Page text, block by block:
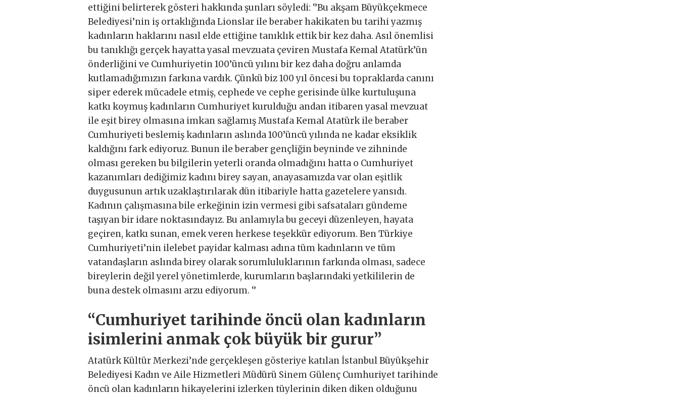
ettiğini belirterek gösteri hakkında şunları söyledi: ‘’Bu akşam Büyükçekmece
Belediyesi’nin iş ortaklığında Lionslar ile beraber hakikaten bu tarihi yazmış
kadınların haklarını nasıl elde ettiğine tanıklık ettik bir kez daha. Asıl önemlisi
bu tanıklığı gerçek hayatta yasal mevzuata çeviren Mustafa Kemal Atatürk’ün
önderliğini ve Cumhuriyetin 100’üncü yılını bir kez daha doğru anlamda
kutlamadığımızın farkına vardık. Çünkü biz 100 yıl öncesi bu topraklarda canını
siper ederek mücadele etmiş, cephede ve cephe gerisinde ülke kurtuluşuna
katkı koymuş kadınların Cumhuriyet kurulduğu andan itibaren yasal mevzuat
ile eşit birey olmasına imkan sağlamış Mustafa Kemal Atatürk ile beraber
Cumhuriyeti beslemiş kadınların aslında 100’üncü yılında ne kadar eksiklik
kaldığını fark ediyoruz. Bunun ile beraber gençliğin beyninde ve zihninde
olması gereken bu bilgilerin yeterli oranda olmadığını hatta o Cumhuriyet
kazanımları dediğimiz kadını birey sayan, anayasamızda var olan eşitlik
duygusunun artık uzaklaştırılarak dün itibariyle hatta gazetelere yansıdı.
Kadının çalışmasına bile erkeğinin izin vermesi gibi safsataları gündeme
taşıyan bir idare noktasındayız. Bu anlamıyla bu geceyi düzenleyen, hayata
geçiren, katkı sunan, emek veren herkese teşekkür ediyorum. Ben Türkiye
Cumhuriyeti’nin ilelebet payidar kalması adına tüm kadınların ve tüm
vatandaşların aslında birey olarak sorumluluklarının farkında olması, sadece
bireylerin değil yerel yönetimlerde, kurumların başlarındaki yetkililerin de
buna destek olmasını arzu ediyorum. ‘’
“Cumhuriyet tarihinde öncü olan kadınların
isimlerini anmak çok büyük bir gurur’’
Atatürk Kültür Merkezi’nde gerçekleşen gösteriye katılan İstanbul Büyükşehir
Belediyesi Kadın ve Aile Hizmetleri Müdürü Sinem Gülenç Cumhuriyet tarihinde
öncü olan kadınların hikayelerini izlerken tüylerinin diken diken olduğunu